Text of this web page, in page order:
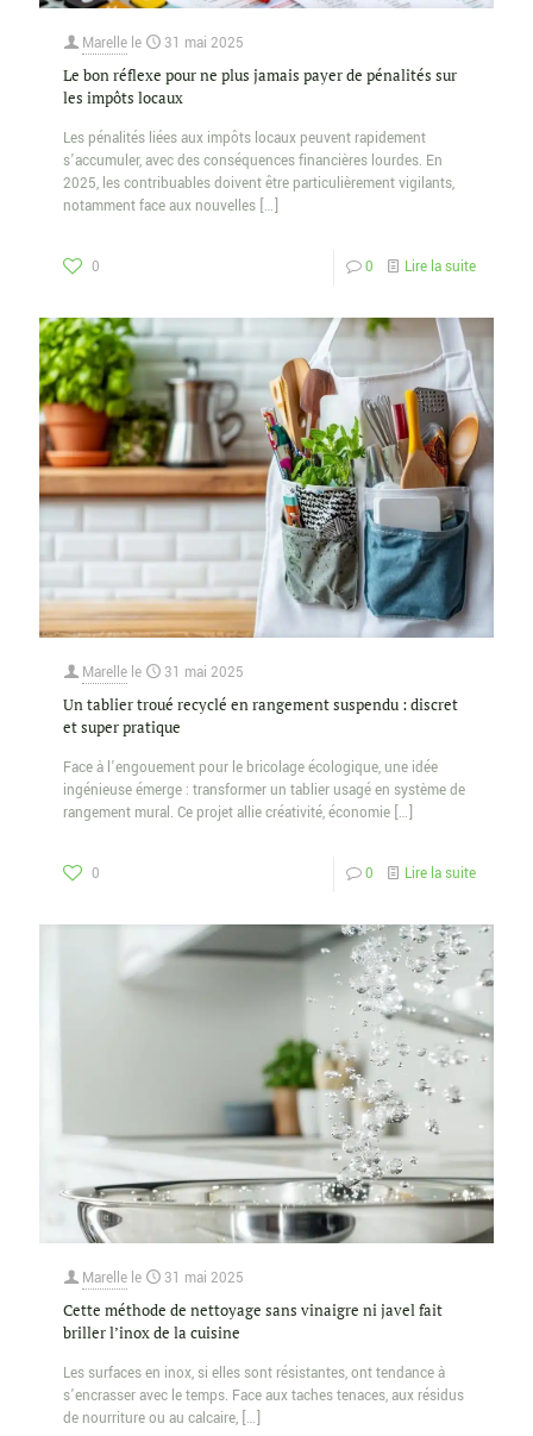
Marelle le 31 mai 2025
Le bon réflexe pour ne plus jamais payer de pénalités sur
les impôts locaux
Les pénalités liées aux impôts locaux peuvent rapidement
s’accumuler, avec des conséquences financières lourdes. En
2025, les contribuables doivent être particulièrement vigilants,
notamment face aux nouvelles […]
0 0 Lire la suite
Marelle le 31 mai 2025
Un tablier troué recyclé en rangement suspendu : discret
et super pratique
Face à l’engouement pour le bricolage écologique, une idée
ingénieuse émerge : transformer un tablier usagé en système de
rangement mural. Ce projet allie créativité, économie […]
0 0 Lire la suite
Marelle le 31 mai 2025
Cette méthode de nettoyage sans vinaigre ni javel fait
briller l’inox de la cuisine
Les surfaces en inox, si elles sont résistantes, ont tendance à
s’encrasser avec le temps. Face aux taches tenaces, aux résidus
de nourriture ou au calcaire, […]